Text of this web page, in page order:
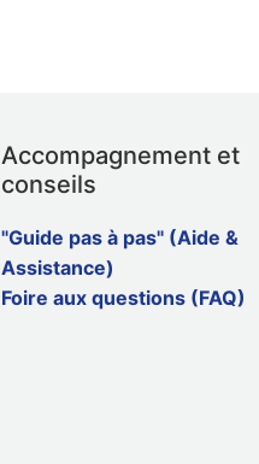
Accompagnement et
conseils
"Guide pas à pas" (Aide &
Assistance)
Foire aux questions (FAQ)